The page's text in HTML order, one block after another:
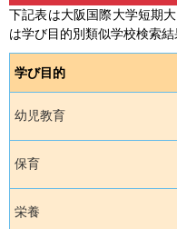
下記表は大阪国際大学短期
は学び目的別類似学校検索
学び目的
幼児教育
保育
栄養